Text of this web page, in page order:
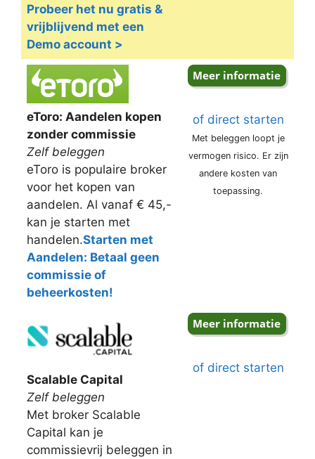
Probeer het nu gratis &
vrijblijvend met een
Demo account >
eToro: Aandelen kopen
zonder commissie
Zelf beleggen
eToro is populaire broker
voor het kopen van
aandelen. Al vanaf € 45,-
kan je starten met
handelen.Starten met
Aandelen: Betaal geen
commissie of
beheerkosten!
of direct starten
Met beleggen loopt je
vermogen risico. Er zijn
andere kosten van
toepassing.
Scalable Capital
Zelf beleggen
Met broker Scalable
Capital kan je
commissievrij beleggen in
of direct starten